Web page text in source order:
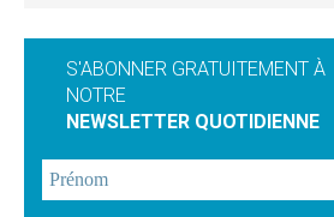
S'ABONNER GRATUITEMENT À
NOTRE
NEWSLETTER QUOTIDIENNE